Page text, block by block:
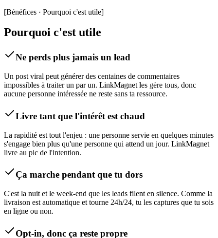
[Bénéfices · Pourquoi c'est utile]
Pourquoi c'est utile
Ne perds plus jamais un lead
Un post viral peut générer des centaines de commentaires
impossibles à traiter un par un. LinkMagnet les gère tous, donc
aucune personne intéressée ne reste sans ta ressource.
Livre tant que l'intérêt est chaud
La rapidité est tout l'enjeu : une personne servie en quelques minutes
s'engage bien plus qu'une personne qui attend un jour. LinkMagnet
livre au pic de l'intention.
Ça marche pendant que tu dors
C'est la nuit et le week-end que les leads filent en silence. Comme la
livraison est automatique et tourne 24h/24, tu les captures que tu sois
en ligne ou non.
Opt-in, donc ça reste propre